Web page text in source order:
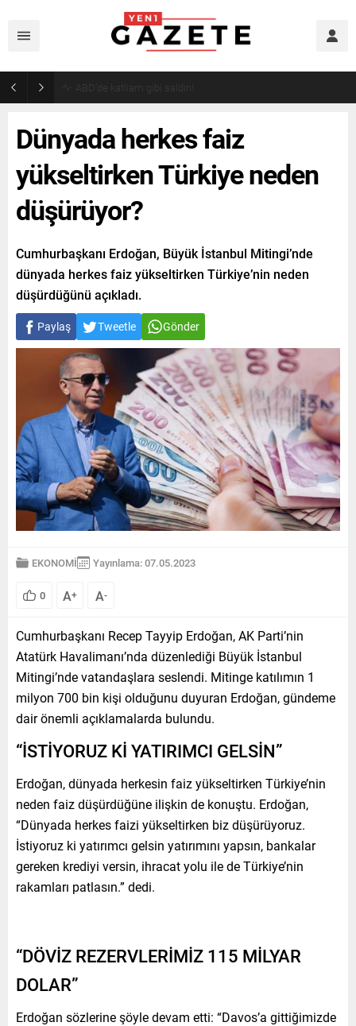
Akaryakıtta indirim bekleyenlere kötü haber!
Dünyada herkes faiz
yükseltirken Türkiye neden
düşürüyor?
Cumhurbaşkanı Erdoğan, Büyük İstanbul Mitingi’nde
dünyada herkes faiz yükseltirken Türkiye’nin neden
düşürdüğünü açıkladı.
Paylaş Tweetle Gönder
EKONOMİ Yayınlama: 07.05.2023
0 A+ A-
Cumhurbaşkanı Recep Tayyip Erdoğan, AK Parti’nin
Atatürk Havalimanı’nda düzenlediği Büyük İstanbul
Mitingi’nde vatandaşlara seslendi. Mitinge katılımın 1
milyon 700 bin kişi olduğunu duyuran Erdoğan, gündeme
dair önemli açıklamalarda bulundu.
“İSTİYORUZ Kİ YATIRIMCI GELSİN”
Erdoğan, dünyada herkesin faiz yükseltirken Türkiye’nin
neden faiz düşürdüğüne ilişkin de konuştu. Erdoğan,
“Dünyada herkes faizi yükseltirken biz düşürüyoruz.
İstiyoruz ki yatırımcı gelsin yatırımını yapsın, bankalar
gereken krediyi versin, ihracat yolu ile de Türkiye’nin
rakamları patlasın.” dedi.
“DÖVİZ REZERVLERİMİZ 115 MİLYAR
DOLAR”
Erdoğan sözlerine şöyle devam etti: “Davos’a gittiğimizde